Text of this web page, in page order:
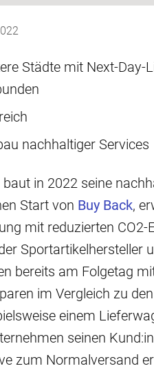
Städte mit Next-Day-
nachhaltiger Services
baut in 2022 seine
Start von Buy Back,
mit reduzierten
Sportartikelhersteller
bereits am Folgetag
im Vergleich zu
einem
seinen
zum Normalversand